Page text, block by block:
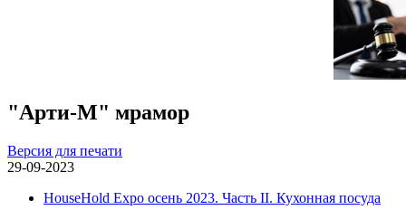
"Арти-М" мрамор
Версия для печати
29-09-2023
HouseHold Expo осень 2023. Часть II. Кухонная посуда